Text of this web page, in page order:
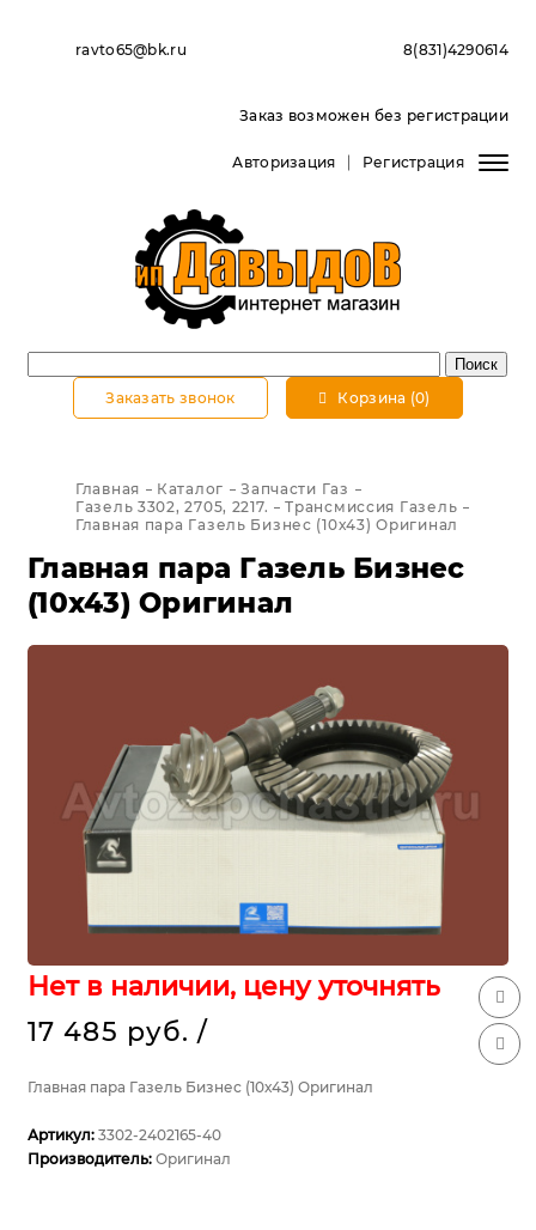
ravto65@bk.ru 8(831)4290614
Заказ возможен без регистрации
Авторизация Регистрация
Заказать звонок Корзина (0)
Главная Каталог
Запчасти Газ
Газель 3302, 2705, 2217.
Трансмиссия Газель
Главная пара Газель Бизнес (10х43) Оригинал
Главная пара Газель Бизнес
(10х43) Оригинал
Нет в наличии, цену уточнять
17 485 руб. /
Главная пара Газель Бизнес (10х43) Оригинал
Артикул: 3302-2402165-40
Производитель: Оригинал